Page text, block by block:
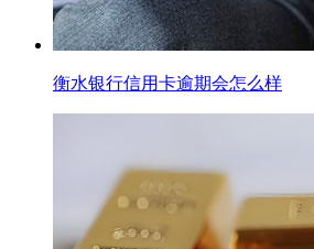
衡水银行信用卡逾期会怎么样